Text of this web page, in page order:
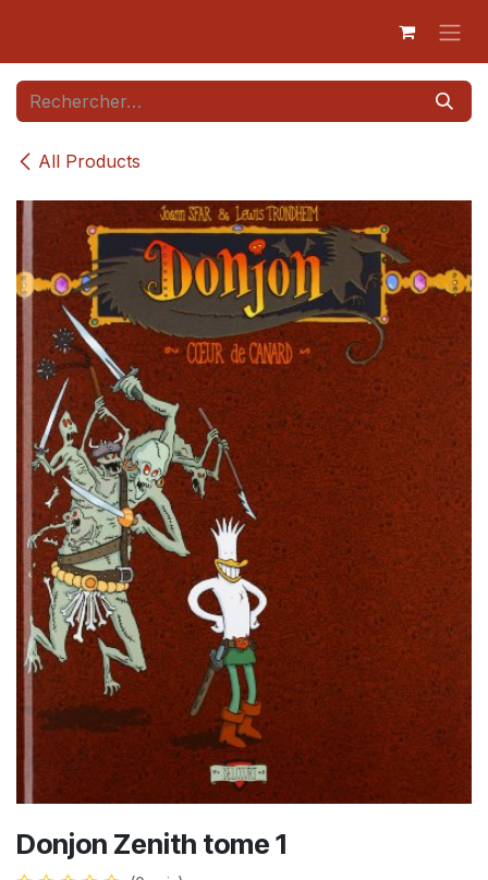
All Products
Donjon Zenith tome 1